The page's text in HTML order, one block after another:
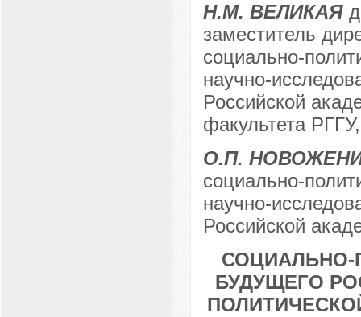
Н.М. ВЕЛИКАЯ
заместитель
социально-
научно-
Российской
факультета
О.П.
социально-
научно-
Российской
СОЦИАЛЬНО-
БУДУЩЕГО